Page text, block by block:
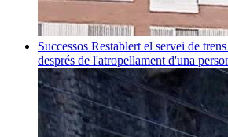
Successos Restablert el servei de
després de l'atropellament d'una